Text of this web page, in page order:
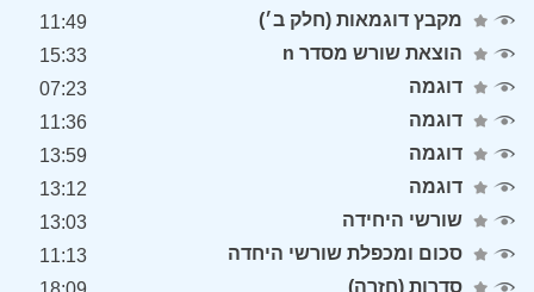
מקבץ דוגמאות (חלק ב׳)
11:49
הוצאת שורש מסדר n
15:33
דוגמה
07:23
דוגמה
11:36
דוגמה
13:59
דוגמה
13:12
שורשי היחידה
13:03
סכום ומכפלת שורשי היחדה
11:13
סדרות (חזרה)